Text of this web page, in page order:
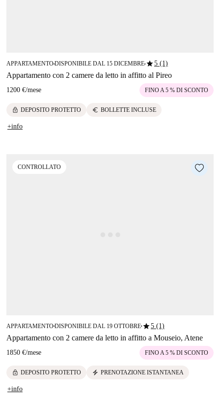
APPARTAMENTO■DISPONIBILE DAL 15 DICEMBRE■star5 (1)
Appartamento con 2 camere da letto in affitto al Pireo
1200 €/mese FINO A 5 % DI SCONTO
lock DEPOSITO PROTETTO euro BOLLETTE INCLUSE
+info
CONTROLLATO
APPARTAMENTO■DISPONIBILE DAL 19 OTTOBRE■star5 (1)
Appartamento con 2 camere da letto in affitto a Mouseio, Atene
1850 €/mese FINO A 5 % DI SCONTO
lock DEPOSITO PROTETTO electric_bolt PRENOTAZIONE ISTANTANEA
+info